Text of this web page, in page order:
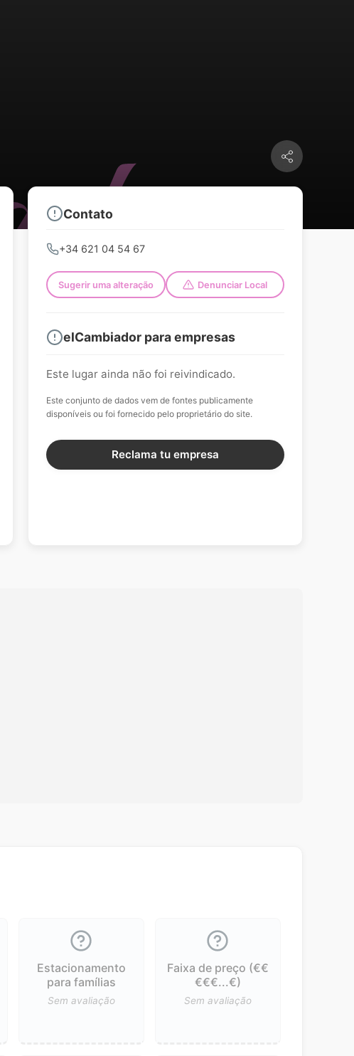
Contato
+34 621 04 54 67
Sugerir uma alteração Denunciar Local
elCambiador para empresas
Este lugar ainda não foi reivindicado.
Este conjunto de dados vem de fontes publicamente
disponíveis ou foi fornecido pelo proprietário do site.
Reclama tu empresa
Estacionamento
para famílias
Sem avaliação
Faixa de preço (€€
€€€...€)
Sem avaliação